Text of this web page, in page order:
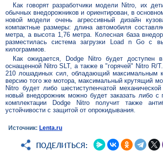
Как говорят разработчики модели Nitro, их
обычных внедорожников и ориентирован, в
новой модели очень агрессивный дизайн
компактные размеры: длина автомобиля
метра, а высота 1,76 метра. Колесная база
разместилась система загрузки Load n Go с
килограммов.
Как ожидается, Dodge Nitro будет доступен
оснащенной Nitro SLT, а также в "горячей" Nitro
210 лошадиных сил, обладающий максимальным
версию того же мотора, максимальный крутящий
Nitro будет либо шестиступенчатой
новый внедорожник можно будет заказать либо
комплектации Dodge Nitro получит также
устойчивости с защитой от опрокидывания.
Источник:Lenta.ru